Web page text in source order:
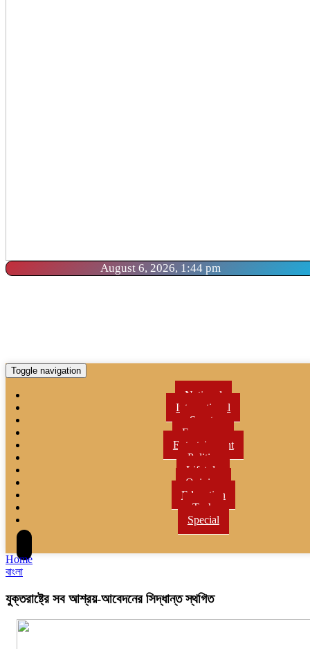
August 6, 2026, 1:44 pm
Toggle navigation
National
International
Sports
Economy
Entertainment
Politics
Lifetyle
Opinion
Education
Tech
Special
Home
বাংলা
যুক্তরাষ্ট্রে সব আশ্রয়-আবেদনের সিদ্ধান্ত স্থগিত